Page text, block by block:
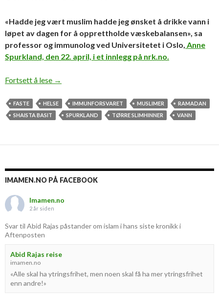
«Hadde jeg vært muslim hadde jeg ønsket å drikke vann i
løpet av dagen for å opprettholde væskebalansen», sa
professor og immunolog ved Universitetet i Oslo, Anne
Spurkland, den 22. april, i et innlegg på nrk.no.
Fortsett å lese Forbudt å faste hvis det kan føre til helseskade
→
FASTE HELSE IMMUNFORSVARET MUSLIMER
RAMADAN
SHAISTA BASIT
SPURKLAND TØRRE SLIMHINNER VANN
IMAMEN.NO PÅ FACEBOOK
Imamen.no
2 år siden
Svar til Abid Rajas påstander om islam i hans siste kronikk i
Aftenposten
Abid Rajas reise
imamen.no
«Alle skal ha ytringsfrihet, men noen skal få ha mer ytringsfrihet
enn andre!»